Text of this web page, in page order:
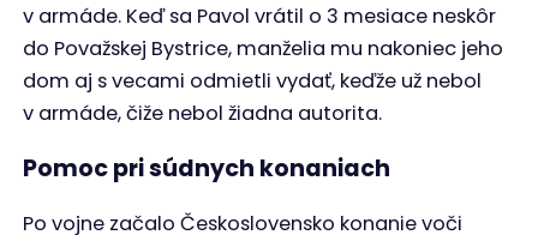
v armáde. Keď sa Pavol vrátil o 3 mesiace neskôr
do Považskej Bystrice, manželia mu nakoniec jeho
dom aj s vecami odmietli vydať, keďže už nebol
v armáde, čiže nebol žiadna autorita.
Pomoc pri súdnych konaniach
Po vojne začalo Československo konanie voči